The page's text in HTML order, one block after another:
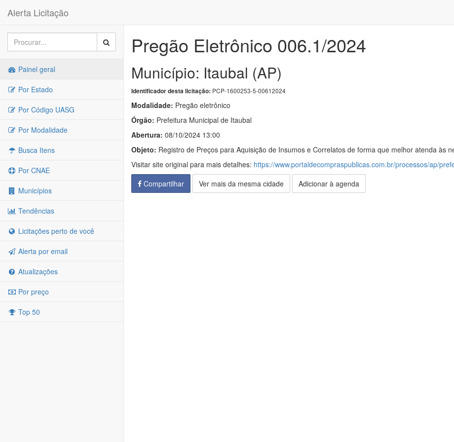
Alerta Licitação
Painel geral
Por Estado
Por Código UASG
Por Modalidade
Busca Itens
Por CNAE
Municípios
Tendências
Licitações perto de você
Alerta por email
Atualizações
Por preço
Top 50
Pregão Eletrônico 006.1/2024
Município: Itaubal (AP)
Identificador desta licitação: PCP-1600253-5-00612024
Modalidade: Pregão eletrônico
Órgão: Prefeitura Municipal de Itaubal
Abertura: 08/10/2024 13:00
Objeto: Registro de Preços para Aquisição de Insumos e Correlatos de forma que melhor atenda às
Visitar site original para mais detalhes: https://www.portaldecompraspublicas.com.br/processos/ap/
Compartilhar
Ver mais da mesma cidade Adicionar à agenda